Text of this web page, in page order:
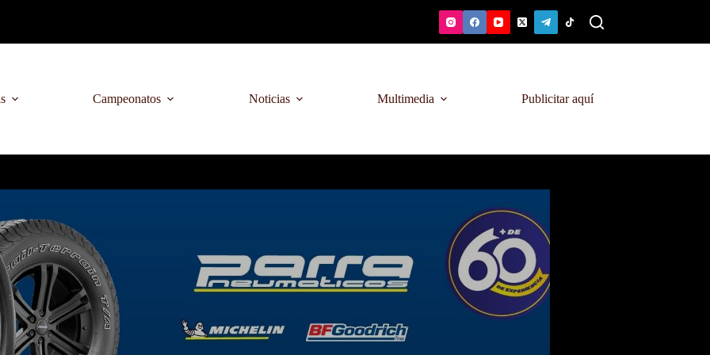
Campeonatos Noticias Multimedia Publicitar aquí